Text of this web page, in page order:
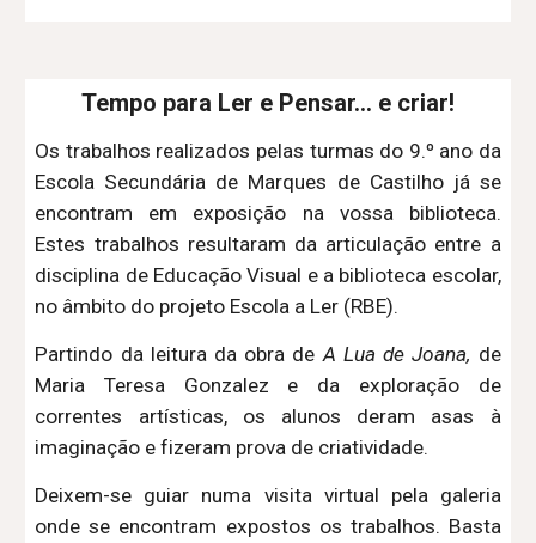
Tempo para Ler e Pensar... e criar!
Os trabalhos realizados pelas turmas do 9.º ano da
Escola Secundária de Marques de Castilho já se
encontram em exposição na vossa biblioteca.
Estes trabalhos resultaram da articulação entre a
disciplina de Educação Visual e a biblioteca escolar,
no âmbito do projeto Escola a Ler (RBE).
Partindo da leitura da obra de A Lua de Joana, de
Maria Teresa Gonzalez e da exploração de
correntes artísticas, os alunos deram asas à
imaginação e fizeram prova de criatividade.
Deixem-se guiar numa visita virtual pela galeria
onde se encontram expostos os trabalhos. Basta